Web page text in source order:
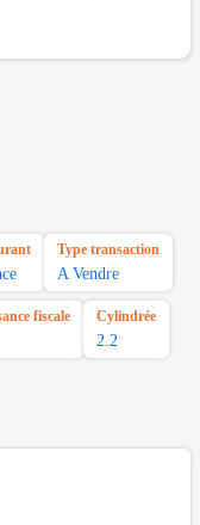
Type transaction
A Vendre
fiscale Cylindrée
2.2